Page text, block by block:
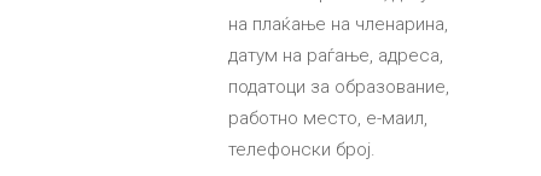
на плаќање на членарина,
датум на раѓање, адреса,
податоци за образование,
работно место, е-маил,
телефонски број.